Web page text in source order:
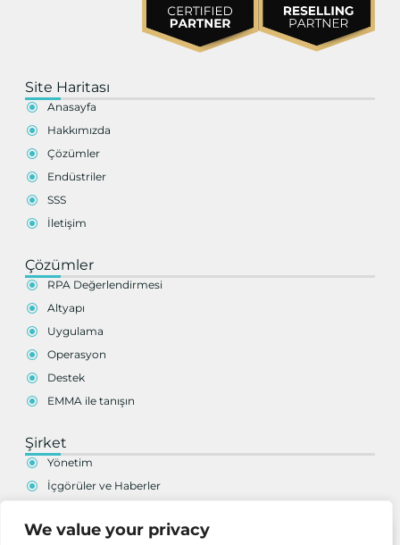
We value your privacy
Site Haritası
Anasayfa
Hakkımızda
Çözümler
Endüstriler
SSS
İletişim
Çözümler
RPA Değerlendirmesi
Altyapı
Uygulama
Operasyon
Destek
EMMA ile tanışın
Şirket
Yönetim
İçgörüler ve Haberler
Merkezlerimiz